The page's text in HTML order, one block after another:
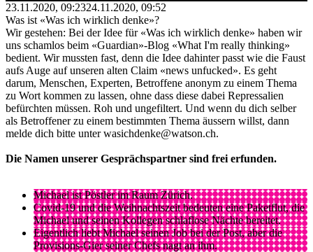
23.11.2020, 09:2324.11.2020, 09:52
Was ist «Was ich wirklich denke»?
Wir gestehen: Bei der Idee für «Was ich wirklich denke» haben wir
uns schamlos beim «Guardian»-Blog «What I'm really thinking»
bedient. Wir mussten fast, denn die Idee dahinter passt wie die Faust
aufs Auge auf unseren alten Claim «news unfucked». Es geht
darum, Menschen, Experten, Betroffene anonym zu einem Thema
zu Wort kommen zu lassen, ohne dass diese dabei Repressalien
befürchten müssen. Roh und ungefiltert. Und wenn du dich selber
als Betroffener zu einem bestimmten Thema äussern willst, dann
melde dich bitte unter wasichdenke@watson.ch.
Die Namen unserer Gesprächspartner sind frei erfunden.
Michael ist Pöstler im Raum Zürich.
Covid-19 und die Weihnachtszeit bedeuten eine Paketflut, die
Michael und seinen Kollegen schlaflose Nächte bereitet.
Eigentlich liebt Michael seinen Job bei der Post, aber die
Provisions-Gier seiner Chefs nagt an ihm.